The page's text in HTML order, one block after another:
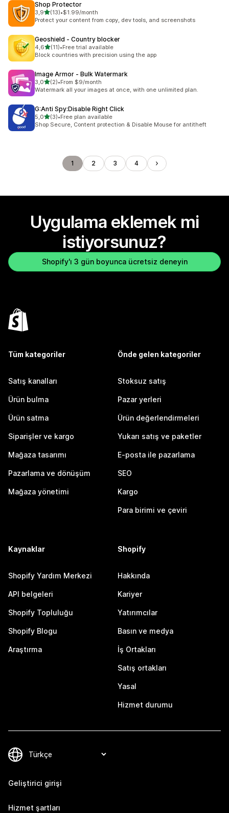
Shop Protector
3,95 yıldız üzerinden
(13)
toplam 13 değerlendirme
•$1.99/month
Protect your content from copy, dev tools, and screenshots
Geoshield ‑ Country blocker
4,65 yıldız üzerinden
(11)
toplam 11 değerlendirme
•Free trial available
Block countries with precision using the app
Image Armor ‑ Bulk Watermark
3,05 yıldız üzerinden
(2)
toplam 2 değerlendirme
•From $9/month
Watermark all your images at once, with one unlimited plan.
G:Anti Spy:Disable Right Click
5,05 yıldız üzerinden
(3)
toplam 3 değerlendirme
•Free plan available
Shop Secure, Content protection & Disable Mouse for antitheft
1 2 3 4
Uygulama eklemek mi
istiyorsunuz?
Shopify'ı 3 gün boyunca ücretsiz deneyin
Tüm kategoriler
Satış kanalları
Ürün bulma
Ürün satma
Siparişler ve kargo
Mağaza tasarımı
Pazarlama ve dönüşüm
Mağaza yönetimi
Önde gelen kategoriler
Stoksuz satış
Pazar yerleri
Ürün değerlendirmeleri
Yukarı satış ve paketler
E-posta ile pazarlama
SEO
Kargo
Para birimi ve çeviri
Kaynaklar
Shopify Yardım Merkezi
API belgeleri
Shopify Topluluğu
Shopify Blogu
Araştırma
Shopify
Hakkında
Kariyer
Yatırımcılar
Basın ve medya
İş Ortakları
Satış ortakları
Yasal
Hizmet durumu
Geliştirici girişi
Hizmet şartları